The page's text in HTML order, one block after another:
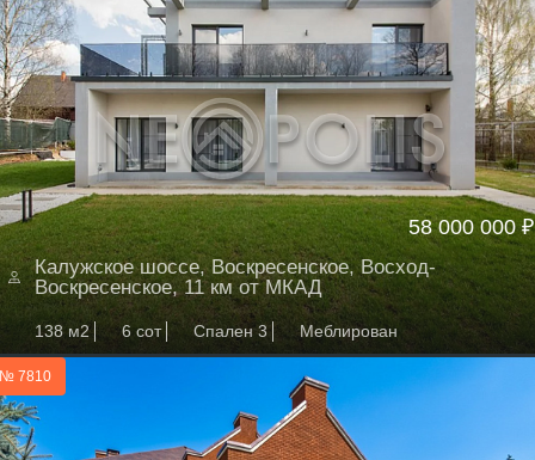
58 000 000 ₽
Калужское шоссе, Воскресенское, Восход-
Воскресенское, 11 км от МКАД
138 м2 6 сот Спален 3 Меблирован
№ 7810